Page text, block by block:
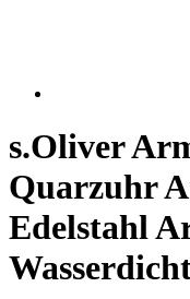
s.Oliver
Quarzuhr
Edelstahl